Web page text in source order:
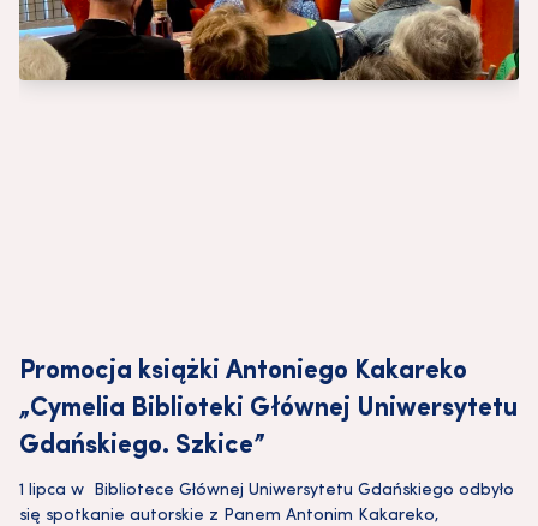
Promocja książki Antoniego Kakareko
„Cymelia Biblioteki Głównej Uniwersytetu
Gdańskiego. Szkice”
1 lipca w Bibliotece Głównej Uniwersytetu Gdańskiego odbyło
się spotkanie autorskie z Panem Antonim Kakareko,